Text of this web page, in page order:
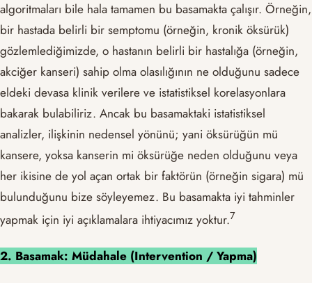
algoritmaları bile hala tamamen bu basamakta çalışır. Örneğin,
bir hastada belirli bir semptomu (örneğin, kronik öksürük)
gözlemlediğimizde, o hastanın belirli bir hastalığa (örneğin,
akciğer kanseri) sahip olma olasılığının ne olduğunu sadece
eldeki devasa klinik verilere ve istatistiksel korelasyonlara
bakarak bulabiliriz. Ancak bu basamaktaki istatistiksel
analizler, ilişkinin nedensel yönünü; yani öksürüğün mü
kansere, yoksa kanserin mi öksürüğe neden olduğunu veya
her ikisine de yol açan ortak bir faktörün (örneğin sigara) mü
bulunduğunu bize söyleyemez. Bu basamakta iyi tahminler
yapmak için iyi açıklamalara ihtiyacımız yoktur.​7​
2. Basamak: Müdahale (Intervention / Yapma)